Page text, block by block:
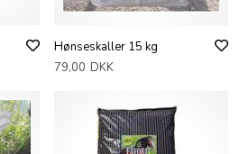
Hønseskaller 15 kg
79,00 DKK